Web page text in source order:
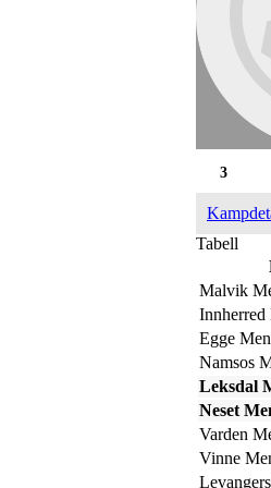
3
Tabell
Malvik
Innherred
Egge
Namsos
Leksdal
Neset
Varden
Vinne